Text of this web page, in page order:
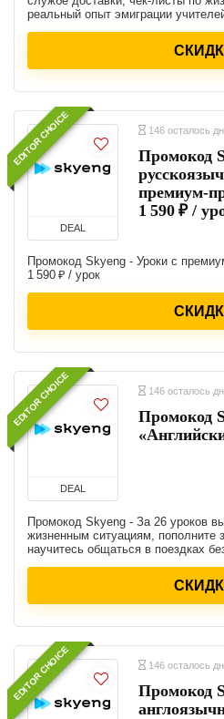
реальный опыт эмиграции
EDITOR CHOICE
DEAL
146 осталось
Промокод
премиум-
1 590 ₽ /
Промокод Skyeng - Уроки с
1 590 ₽ / урок
EDITOR CHOICE
DEAL
146 осталось
Промокод
Промокод Skyeng - За 26 уроков
жизненным ситуациям, пополните
научитесь общаться в поездках
EDITOR CHOICE 146 осталось
Промокод